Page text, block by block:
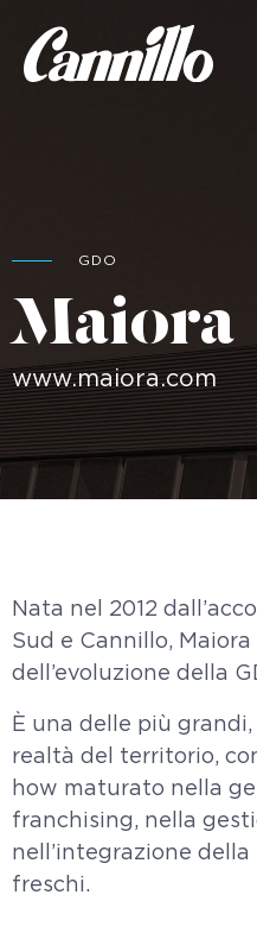
GDO
Maiora
www.maiora.com
Nata nel 2012
Sud e Cannillo,
dell’evoluzione della
È una delle più
realtà del territorio,
how maturato nella
franchising, nella
nell’integrazione
freschi.